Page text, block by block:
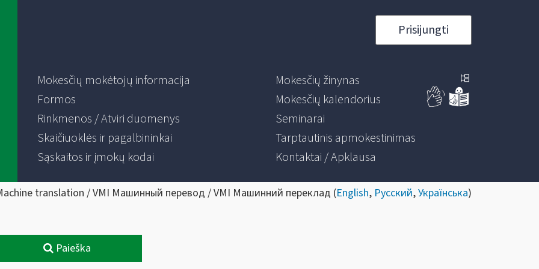
Prisijungti
Mokesčių mokėtojų informacija
Formos
Rinkmenos / Atviri duomenys
Skaičiuoklės ir pagalbininkai
Sąskaitos ir įmokų kodai
Mokesčių žinynas
Mokesčių kalendorius
Seminarai
Tarptautinis apmokestinimas
Kontaktai / Apklausa
translation / VMI Машинный перевод / VMI Машинний переклад (English, Русский,Українська)
Paieška